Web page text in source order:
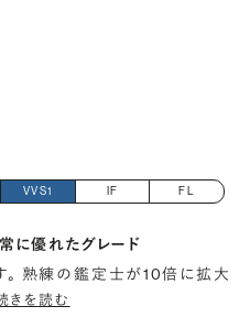
VVS1 IF FL
に優れたグレード
熟練の鑑定士が10倍に拡大
きを読む